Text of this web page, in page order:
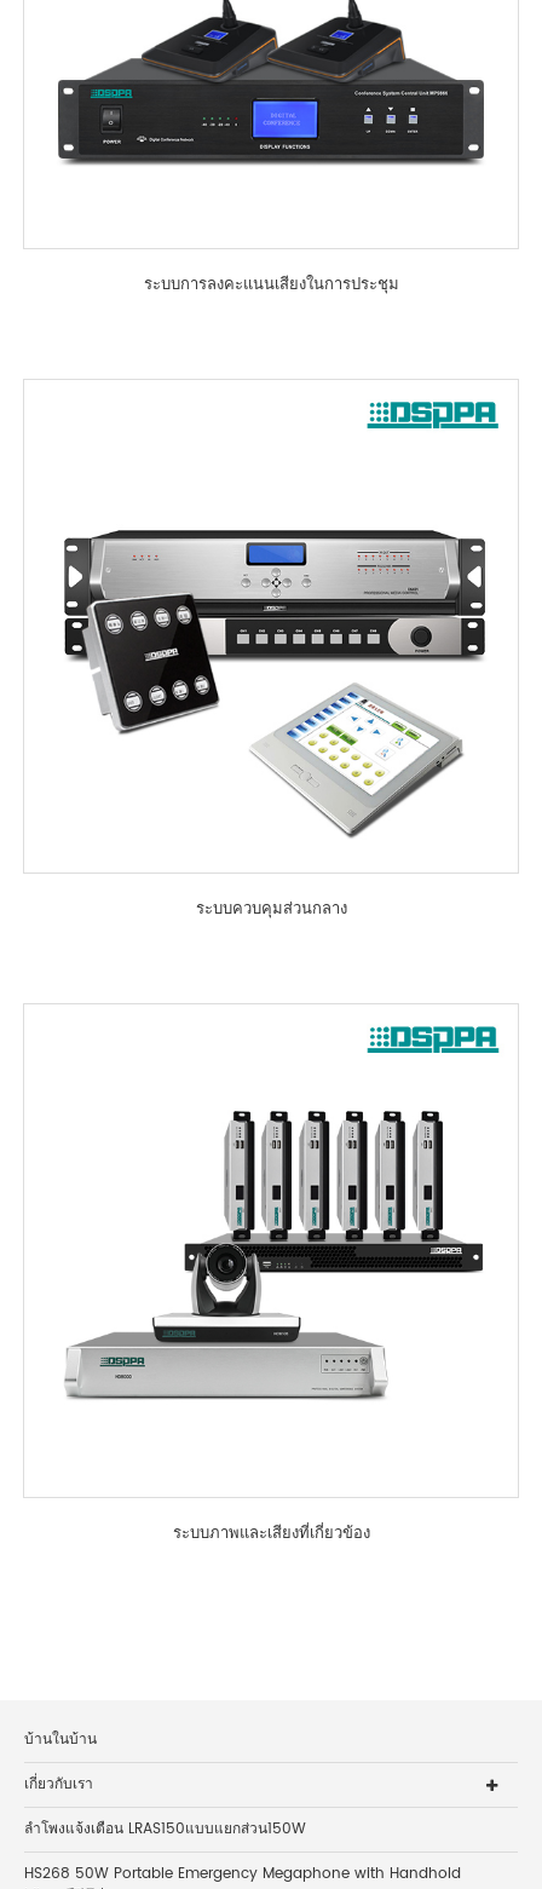
ระบบการลงคะแนนเสียงในการประชุม
ระบบควบคุมส่วนกลาง
ระบบภาพและเสียงที่เกี่ยวข้อง
บ้านในบ้าน
เกี่ยวกับเรา
ลำโพงแจ้งเตือน LRAS150แบบแยกส่วน150W
HS268 50W Portable Emergency Megaphone with Handhold